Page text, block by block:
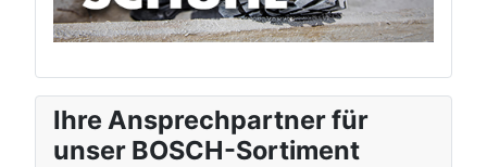
Ihre Ansprechpartner für
unser BOSCH-Sortiment